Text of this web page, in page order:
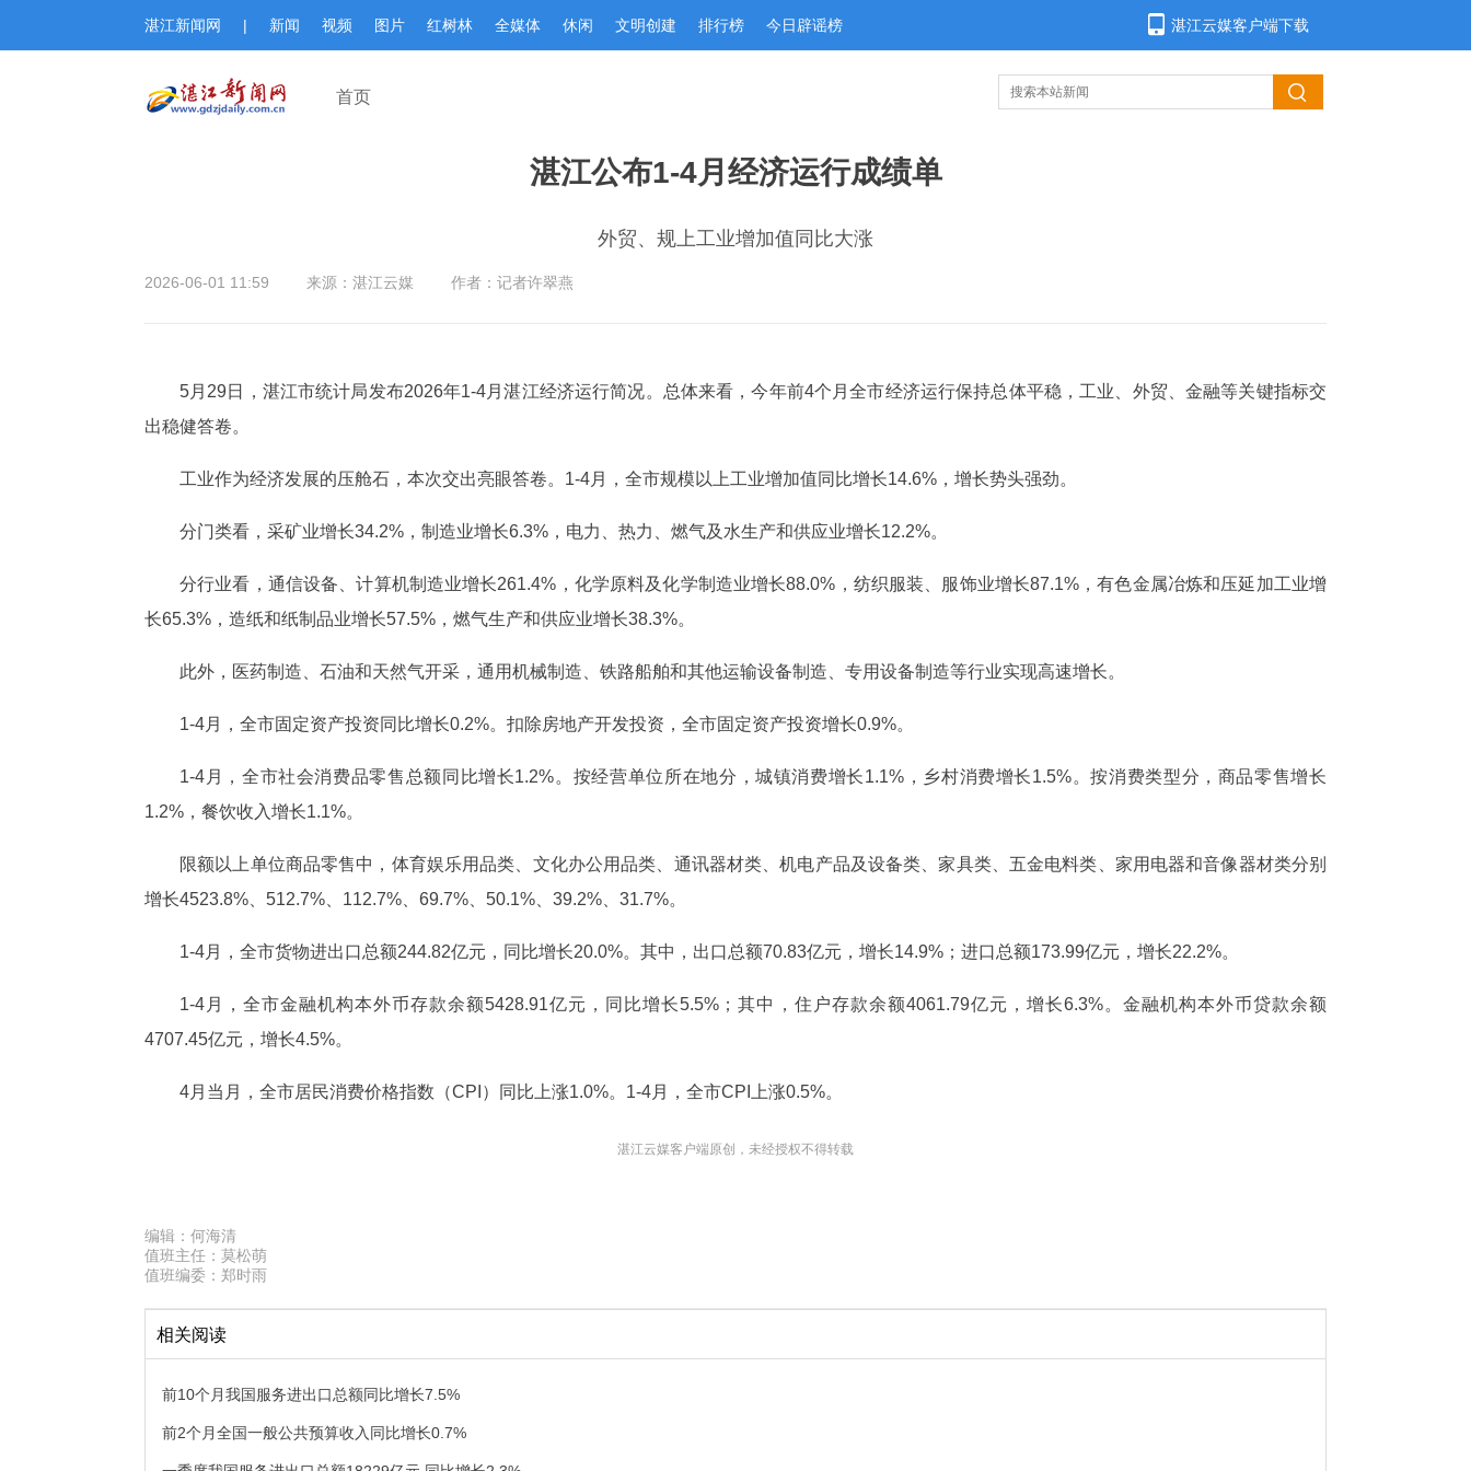
湛江新闻网 | 新闻 视频 图片 红树林 全媒体 休闲 文明创建 排行榜 今日辟谣榜 湛江云媒客户端下载
首页
湛江公布1-4月经济运行成绩单
外贸、规上工业增加值同比大涨
2026-06-01 11:59 来源：湛江云媒 作者：记者许翠燕
5月29日，湛江市统计局发布2026年1-4月湛江经济运行简况。总体来看，今年前4个月全市经济运行保持总体平稳，工业、外贸、金融等关键指标交
出稳健答卷。
工业作为经济发展的压舱石，本次交出亮眼答卷。1-4月，全市规模以上工业增加值同比增长14.6%，增长势头强劲。
分门类看，采矿业增长34.2%，制造业增长6.3%，电力、热力、燃气及水生产和供应业增长12.2%。
分行业看，通信设备、计算机制造业增长261.4%，化学原料及化学制造业增长88.0%，纺织服装、服饰业增长87.1%，有色金属冶炼和压延加工业增
长65.3%，造纸和纸制品业增长57.5%，燃气生产和供应业增长38.3%。
此外，医药制造、石油和天然气开采，通用机械制造、铁路船舶和其他运输设备制造、专用设备制造等行业实现高速增长。
1-4月，全市固定资产投资同比增长0.2%。扣除房地产开发投资，全市固定资产投资增长0.9%。
1-4月，全市社会消费品零售总额同比增长1.2%。按经营单位所在地分，城镇消费增长1.1%，乡村消费增长1.5%。按消费类型分，商品零售增长
1.2%，餐饮收入增长1.1%。
限额以上单位商品零售中，体育娱乐用品类、文化办公用品类、通讯器材类、机电产品及设备类、家具类、五金电料类、家用电器和音像器材类分别
增长4523.8%、512.7%、112.7%、69.7%、50.1%、39.2%、31.7%。
1-4月，全市货物进出口总额244.82亿元，同比增长20.0%。其中，出口总额70.83亿元，增长14.9%；进口总额173.99亿元，增长22.2%。
1-4月，全市金融机构本外币存款余额5428.91亿元，同比增长5.5%；其中，住户存款余额4061.79亿元，增长6.3%。金融机构本外币贷款余额
4707.45亿元，增长4.5%。
4月当月，全市居民消费价格指数（CPI）同比上涨1.0%。1-4月，全市CPI上涨0.5%。
湛江云媒客户端原创，未经授权不得转载
编辑： 何海清
值班主任： 莫松萌
值班编委： 郑时雨
相关阅读
前10个月我国服务进出口总额同比增长7.5%
前2个月全国一般公共预算收入同比增长0.7%